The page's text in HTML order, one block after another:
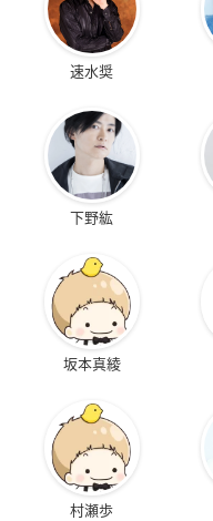
速水奨
下野紘
坂本真綾
村瀬歩